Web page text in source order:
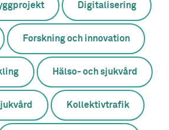
Digitalisering
Forskning och innovation
Hälso- och sjukvård
Kollektivtrafik